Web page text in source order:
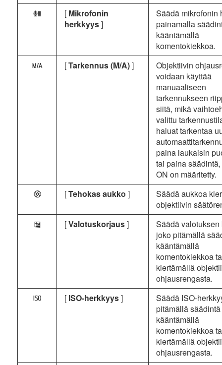
H [ Mikrofonin
herkkyys]
Säädä mikrofonin
painamalla
kääntämällä
komentokiekkoa.
X [Tarkennus (M/A)]
Objektiivin
voidaan käyttää
manuaaliseen
tarkennukseen
siitä, mikä
valittu
haluat tarkentaa
paina laukaisin
tai paina
ON on määritetty.
q [Tehokas aukko ]
Säädä aukkoa
objektiivin
E [Valotuskorjaus]
Säädä valotuksen
joko pitämällä
kääntämällä
komentokiekkoa
kiertämällä
ohjausrengasta.
9 [ ISO-herkkyys]
Säädä ISO-
pitämällä
kääntämällä
komentokiekkoa
kiertämällä
ohjausrengasta.